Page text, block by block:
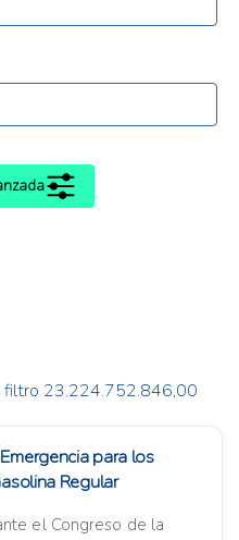
filtro 23.224.752.846,00
para los
Regular
el Congreso de la